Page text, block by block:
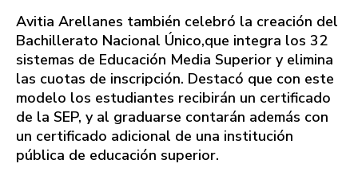
Avitia Arellanes también celebró la creación del
Bachillerato Nacional Único,que integra los 32
sistemas de Educación Media Superior y elimina
las cuotas de inscripción. Destacó que con este
modelo los estudiantes recibirán un certificado
de la SEP, y al graduarse contarán además con
un certificado adicional de una institución
pública de educación superior.